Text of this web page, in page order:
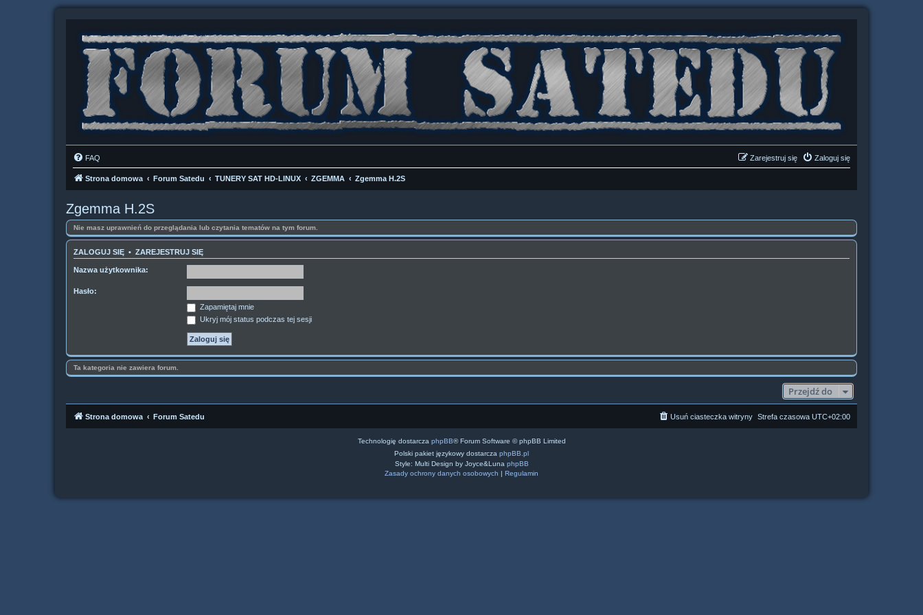
FAQ Zaloguj się
Zarejestruj się
Strona domowa Forum Satedu TUNERY SAT HD-LINUX ZGEMMA Zgemma H.2S
Zgemma H.2S
Nie masz uprawnień do przeglądania lub czytania tematów na tym forum.
ZALOGUJ SIĘ • ZAREJESTRUJ SIĘ
Nazwa użytkownika:
Hasło:
Zapamiętaj mnie
Ukryj mój status podczas tej sesji
Ta kategoria nie zawiera forum.
Przejdź do
Strona domowa Forum Satedu Strefa czasowa UTC+02:00
Usuń ciasteczka witryny
Technologię dostarcza phpBB® Forum Software © phpBB Limited
Polski pakiet językowy dostarcza phpBB.pl
Style: Multi Design by Joyce&Luna phpBB
Zasady ochrony danych osobowych | Regulamin